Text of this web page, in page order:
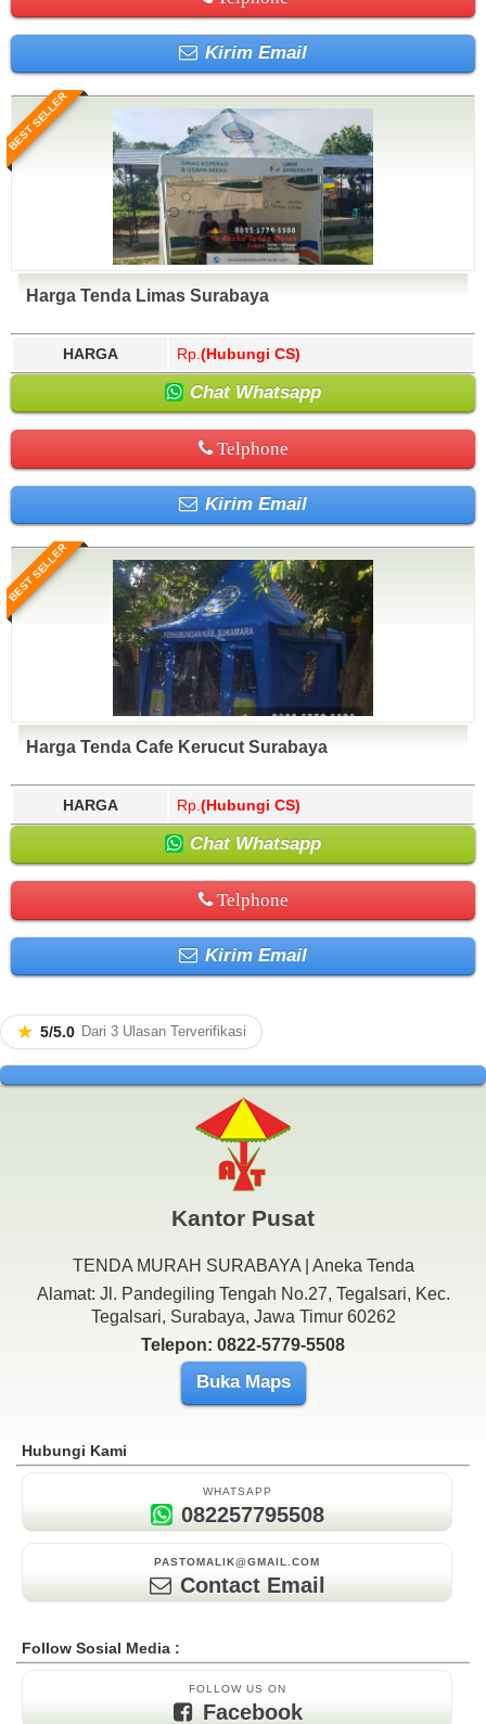
Kirim Email
BEST SELLER
Harga Tenda Limas Surabaya
HARGA Rp. (Hubungi CS)
Chat Whatsapp
Telphone
Kirim Email
BEST SELLER
Harga Tenda Cafe Kerucut Surabaya
HARGA Rp. (Hubungi CS)
Chat Whatsapp
Telphone
Kirim Email
★ 5/5.0 Dari 3 Ulasan Terverifikasi
Kantor Pusat
TENDA MURAH SURABAYA | Aneka Tenda
Alamat: Jl. Pandegiling Tengah No.27, Tegalsari, Kec.
Tegalsari, Surabaya, Jawa Timur 60262
Telepon: 0822-5779-5508
Buka Maps
Hubungi Kami
WHATSAPP
082257795508
PASTOMALIK@GMAIL.COM
Contact Email
Follow Sosial Media :
FOLLOW US ON
Facebook